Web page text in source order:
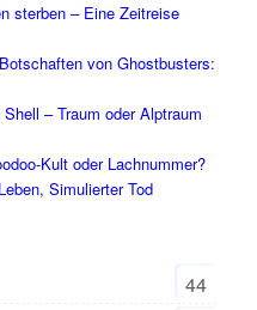
sterben – Eine Zeitreise
von Ghostbusters:
– Traum oder Alptraum
Kult oder Lachnummer?
Simulierter Tod
44